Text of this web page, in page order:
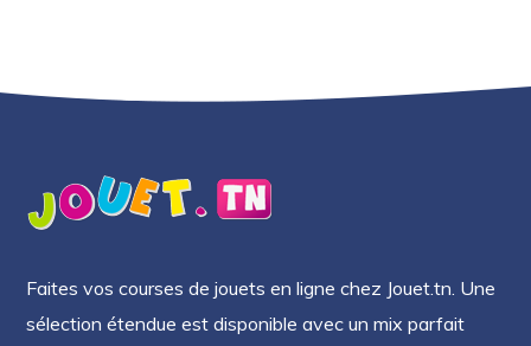
Faites vos courses de jouets en ligne chez Jouet.tn. Une
sélection étendue est disponible avec un mix parfait